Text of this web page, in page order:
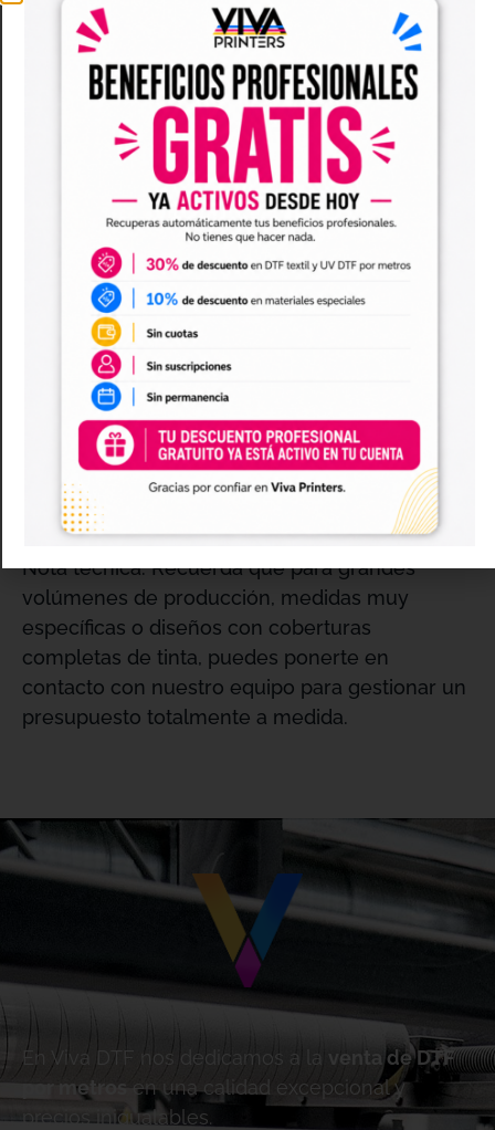
Tiendas físicas y marcas de ropa:
complemento perfecto para que cada
venta se convierta en visibilidad en la calle
Joyería y regalos premium:
Aporta un extra
de elegancia y cuidado en los detalles
pequeños que marcan la diferencia.
Eventos, ferias y hostelería:
entregar catálogos, muestras de producto,
menús exclusivos o detalles corporativos
de forma ordenada y estética
Sostenibilidad y resistencia:
papel seleccionado de gran consistencia y
asas cómodas, pensadas para resistir el uso
diario y transmitir un compromiso ecológico
responsable
Nota técnica: Recuerda que para grandes
volúmenes de producción, medidas muy
específicas o diseños con coberturas
completas de tinta, puedes ponerte en
contacto con nuestro equipo para gestionar un
presupuesto totalmente a medida.
En Viva DTF nos dedicamos a la
venta de DTF
por metros
en una calidad excepcional y
precios inigualables.